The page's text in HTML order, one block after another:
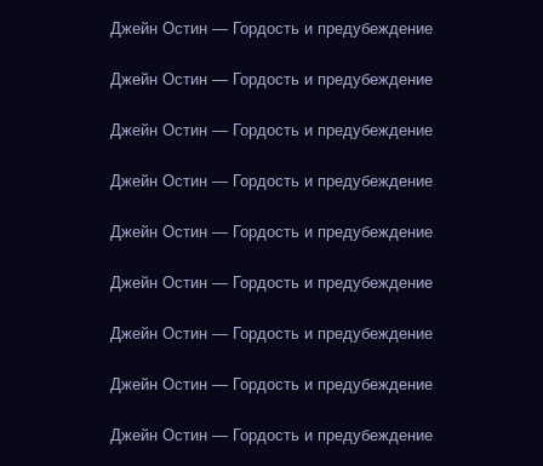
Джейн Остин — Гордость и предубеждение
Джейн Остин — Гордость и предубеждение
Джейн Остин — Гордость и предубеждение
Джейн Остин — Гордость и предубеждение
Джейн Остин — Гордость и предубеждение
Джейн Остин — Гордость и предубеждение
Джейн Остин — Гордость и предубеждение
Джейн Остин — Гордость и предубеждение
Джейн Остин — Гордость и предубеждение